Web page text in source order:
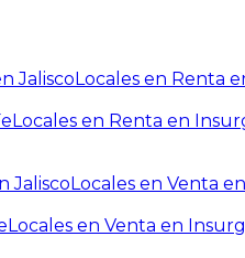
JaliscoLocales en Renta
Locales en Renta en
JaliscoLocales en Venta
Locales en Venta en